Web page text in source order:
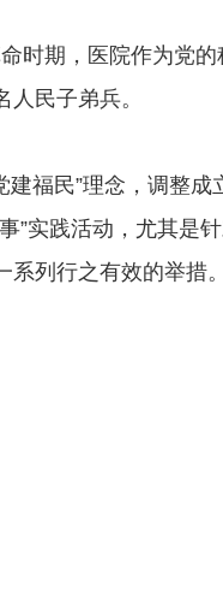
时期，医院作为党
民子弟兵。
建福民”理念，调整
”实践活动，尤其是
列行之有效的举措。